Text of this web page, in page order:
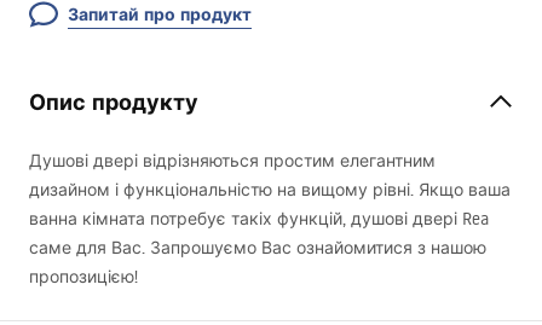
Запитай про продукт
Опис продукту
Душові двері відрізняються простим елегантним
дизайном і функціональністю на вищому рівні. Якщо ваша
ванна кімната потребує такіх функцій, душові двері Rea
саме для Вас. Запрошуємо Вас ознайомитися з нашою
пропозицією!